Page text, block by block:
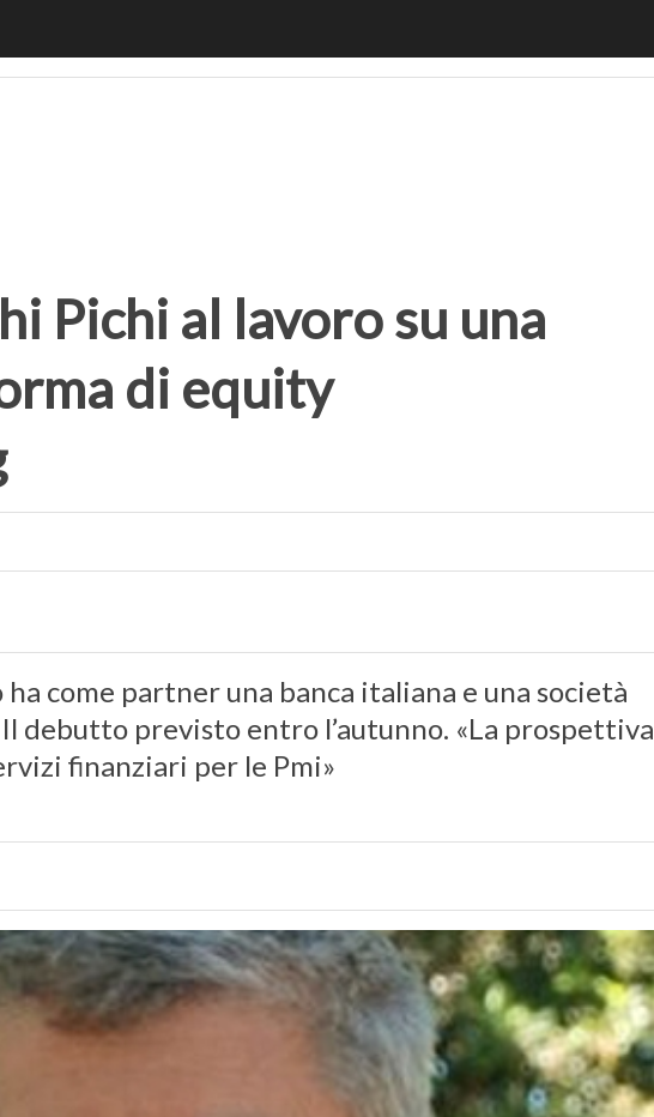
Pichi al lavoro su una
di equity
ha come partner una banca italiana e una società
debutto previsto entro l’autunno. «La prospettiva
finanziari per le Pmi»